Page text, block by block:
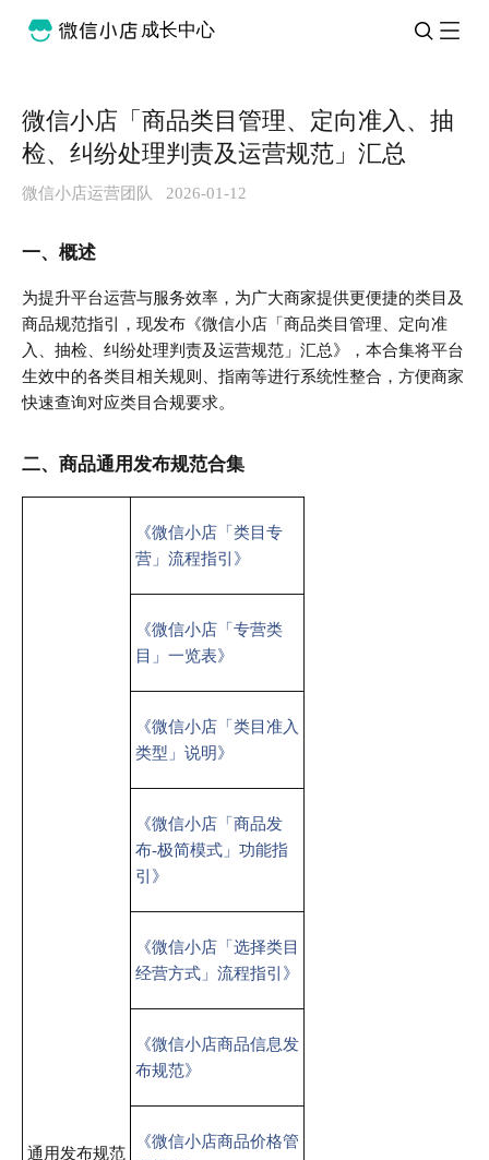
成长中心
微信小店「商品类目管理、定向准入、抽
检、纠纷处理判责及运营规范」汇总
微信小店运营团队 2026-01-12
一、概述
为提升平台运营与服务效率，为广大商家提供更便捷的类目及
商品规范指引，现发布《微信小店「商品类目管理、定向准
入、抽检、纠纷处理判责及运营规范」汇总》，本合集将平台
生效中的各类目相关规则、指南等进行系统性整合，方便商家
快速查询对应类目合规要求。
二、商品通用发布规范合集
通用发布规范
《微信小店「类目专
营」流程指引》
《微信小店「专营类
目」一览表》
《微信小店「类目准入
类型」说明》
《微信小店「商品发
布-极简模式」功能指
引》
《微信小店「选择类目
经营方式」流程指引》
《微信小店商品信息发
布规范》
《微信小店商品价格管